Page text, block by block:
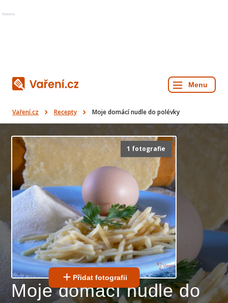
Reklama
Vaření.cz Recepty Moje domácí nudle do polévky
1 fotografie
Přidat fotografii
Moje domácí nudle do